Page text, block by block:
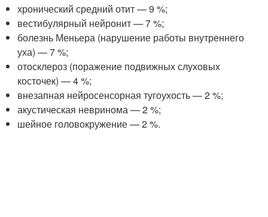
хронический средний отит — 9 %;
вестибулярный нейронит — 7 %;
болезнь Меньера (нарушение работы внутреннего
уха) — 7 %;
отосклероз (поражение подвижных слуховых
косточек) — 4 %;
внезапная нейросенсорная тугоухость — 2 %;
акустическая невринома — 2 %;
шейное головокружение — 2 %.